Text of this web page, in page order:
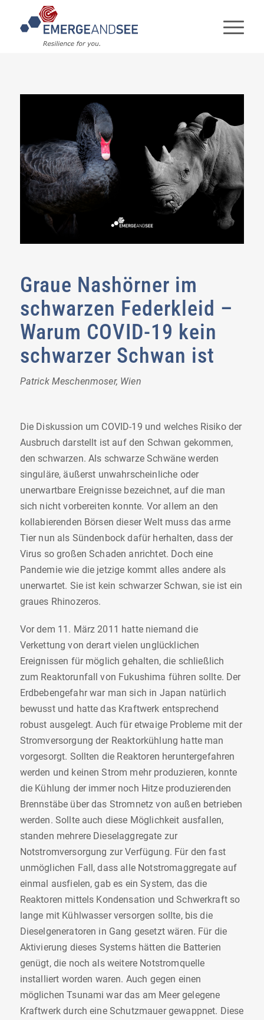
Graue Nashörner im
schwarzen Federkleid –
Warum COVID-19 kein
schwarzer Schwan ist
Patrick Meschenmoser, Wien
Die Diskussion um COVID-19 und welches Risiko der
Ausbruch darstellt ist auf den Schwan gekommen,
den schwarzen. Als schwarze Schwäne werden
singuläre, äußerst unwahrscheinliche oder
unerwartbare Ereignisse bezeichnet, auf die man
sich nicht vorbereiten konnte. Vor allem an den
kollabierenden Börsen dieser Welt muss das arme
Tier nun als Sündenbock dafür herhalten, dass der
Virus so großen Schaden anrichtet. Doch eine
Pandemie wie die jetzige kommt alles andere als
unerwartet. Sie ist kein schwarzer Schwan, sie ist ein
graues Rhinozeros.
Vor dem 11. März 2011 hatte niemand die
Verkettung von derart vielen unglücklichen
Ereignissen für möglich gehalten, die schließlich
zum Reaktorunfall von Fukushima führen sollte. Der
Erdbebengefahr war man sich in Japan natürlich
bewusst und hatte das Kraftwerk entsprechend
robust ausgelegt. Auch für etwaige Probleme mit der
Stromversorgung der Reaktorkühlung hatte man
vorgesorgt. Sollten die Reaktoren heruntergefahren
werden und keinen Strom mehr produzieren, konnte
die Kühlung der immer noch Hitze produzierenden
Brennstäbe über das Stromnetz von außen betrieben
werden. Sollte auch diese Möglichkeit ausfallen,
standen mehrere Dieselaggregate zur
Notstromversorgung zur Verfügung. Für den fast
unmöglichen Fall, dass alle Notstromaggregate auf
einmal ausfielen, gab es ein System, das die
Reaktoren mittels Kondensation und Schwerkraft so
lange mit Kühlwasser versorgen sollte, bis die
Dieselgeneratoren in Gang gesetzt wären. Für die
Aktivierung dieses Systems hätten die Batterien
genügt, die noch als weitere Notstromquelle
installiert worden waren. Auch gegen einen
möglichen Tsunami war das am Meer gelegene
Kraftwerk durch eine Schutzmauer gewappnet. Diese